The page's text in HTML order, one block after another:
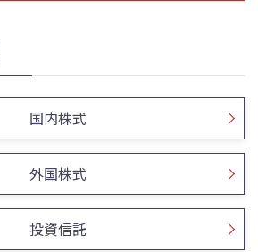
国内株式
外国株式
投資信託